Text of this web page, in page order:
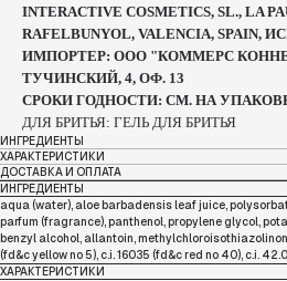
INTERACTIVE COSMETICS, SL., LA
RAFELBUNYOL, VALENCIA, SPAIN,
ИМПОРТЕР: ООО "КОММЕРС
ТУЧИНСКИЙ, 4, ОФ. 13
СРОКИ ГОДНОСТИ: СМ. НА
ДЛЯ БРИТЬЯ: ГЕЛЬ ДЛЯ БРИТЬЯ
ИНГРЕДИЕНТЫ
ХАРАКТЕРИСТИКИ
ДОСТАВКА И ОПЛАТА
ИНГРЕДИЕНТЫ
aqua (water), aloe barbadensis leaf juice,
parfum (fragrance), panthenol, propylene glycol,
benzyl alcohol, allantoin,
(fd&c yellow no 5), c.i. 16035 (fd&c red no 40), c.i.
ХАРАКТЕРИСТИКИ